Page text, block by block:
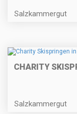
Salzkammergut
CHARITY
Salzkammergut